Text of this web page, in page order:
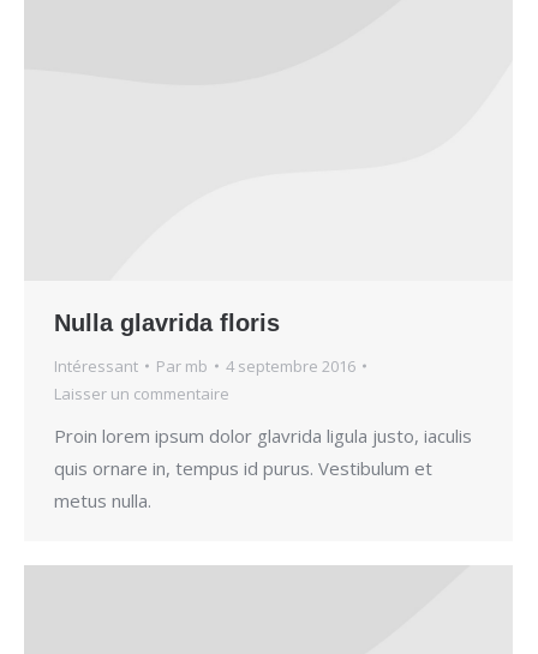
Nulla glavrida floris
Intéressant Par mb
4 septembre 2016
Laisser un commentaire
Proin lorem ipsum dolor glavrida ligula justo, iaculis
quis ornare in, tempus id purus. Vestibulum et
metus nulla.